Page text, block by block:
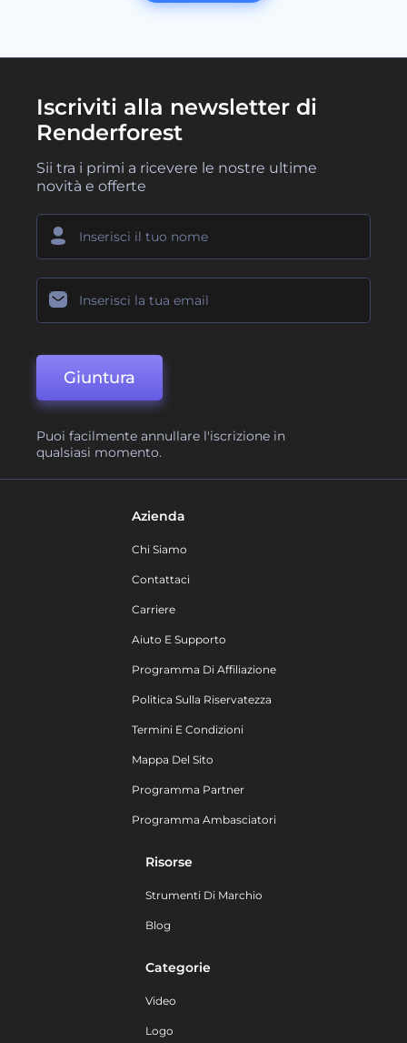
Iscriviti alla newsletter di
Renderforest
Sii tra i primi a ricevere le nostre ultime
novità e offerte
Giuntura
Puoi facilmente annullare l'iscrizione in
qualsiasi momento.
Azienda
Chi Siamo
Contattaci
Carriere
Aiuto E Supporto
Programma Di Affiliazione
Politica Sulla Riservatezza
Termini E Condizioni
Mappa Del Sito
Programma Partner
Programma Ambasciatori
Risorse
Strumenti Di Marchio
Blog
Categorie
Video
Logo